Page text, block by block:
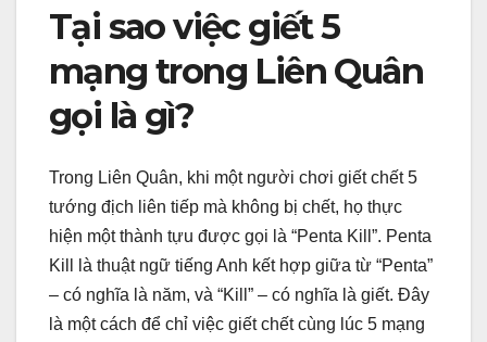
Tại sao việc giết 5
mạng trong Liên Quân
gọi là gì?
Trong Liên Quân, khi một người chơi giết chết 5
tướng địch liên tiếp mà không bị chết, họ thực
hiện một thành tựu được gọi là “Penta Kill”. Penta
Kill là thuật ngữ tiếng Anh kết hợp giữa từ “Penta”
– có nghĩa là năm, và “Kill” – có nghĩa là giết. Đây
là một cách để chỉ việc giết chết cùng lúc 5 mạng